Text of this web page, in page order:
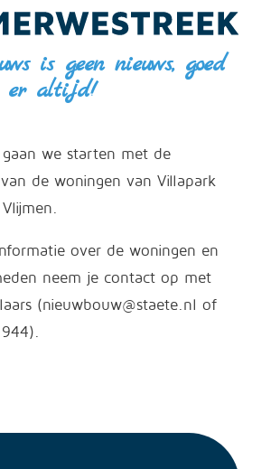
is geen nieuws, goed
er altijd!
we starten met de
de woningen van Villapark
over de woningen en
neem je contact op met
(nieuwbouw@staete.nl of